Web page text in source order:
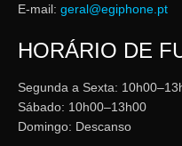
E-mail: geral@egiphone.pt
HORÁRIO DE
Segunda a Sexta:
Sábado: 10h00–13h00
Domingo: Descanso